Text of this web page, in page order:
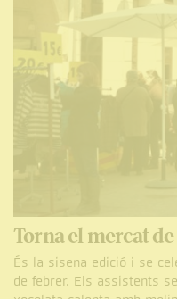
Torna el mercat
És la sisena edició i se
de febrer. Els assistents